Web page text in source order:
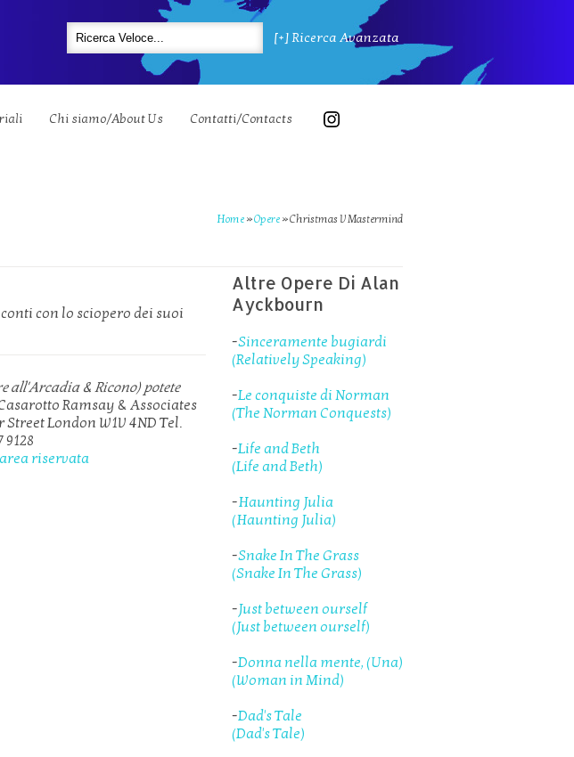
[+] Ricerca Avanzata
Chi siamo/About Us Contatti/Contacts
Home »Opere »Christmas V Mastermind
con lo sciopero dei suoi
all'Arcadia & Ricono) potete
Ramsay & Associates
London W1V 4ND Tel.
9128
area riservata
Altre Opere Di Alan
Ayckbourn
-Sinceramente bugiardi
(Relatively Speaking)
-Le conquiste di Norman
(The Norman Conquests)
-Life and Beth
(Life and Beth)
-Haunting Julia
(Haunting Julia)
-Snake In The Grass
(Snake In The Grass)
-Just between ourself
(Just between ourself)
-Donna nella mente, (Una)
(Woman in Mind)
-Dad's Tale
(Dad's Tale)